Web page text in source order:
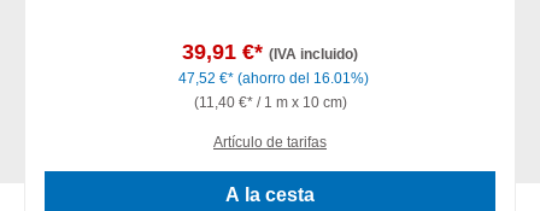
39,91 €* (IVA incluido)
47,52 €* (ahorro del 16.01%)
(11,40 €* / 1 m x 10 cm)
Artículo de tarifas
A la cesta